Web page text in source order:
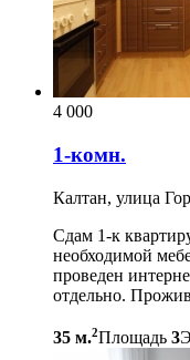
4 000
1-комн.
Калтан, улица
Cдам 1-к
необходимой
проведен
отдельно.
35 м.2Площадь 3